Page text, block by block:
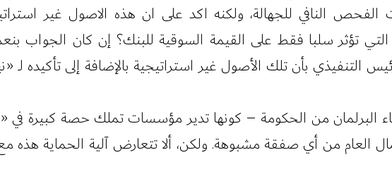
الفحص النافي للجهالة، ولكنه اكد على ان هذه الاصول غير
تؤثر سلبا فقط على القيمة السوقية للبنك؟ إن كان الجواب بنعم
التنفيذي بأن تلك الأصول غير استراتيجية بالإضافة إلى تأكيده لـ
البرلمان من الحكومة – كونها تدير مؤسسات تملك حصة كبيرة
العام من أي صفقة مشبوهة. ولكن، ألا تتعارض آلية الحماية